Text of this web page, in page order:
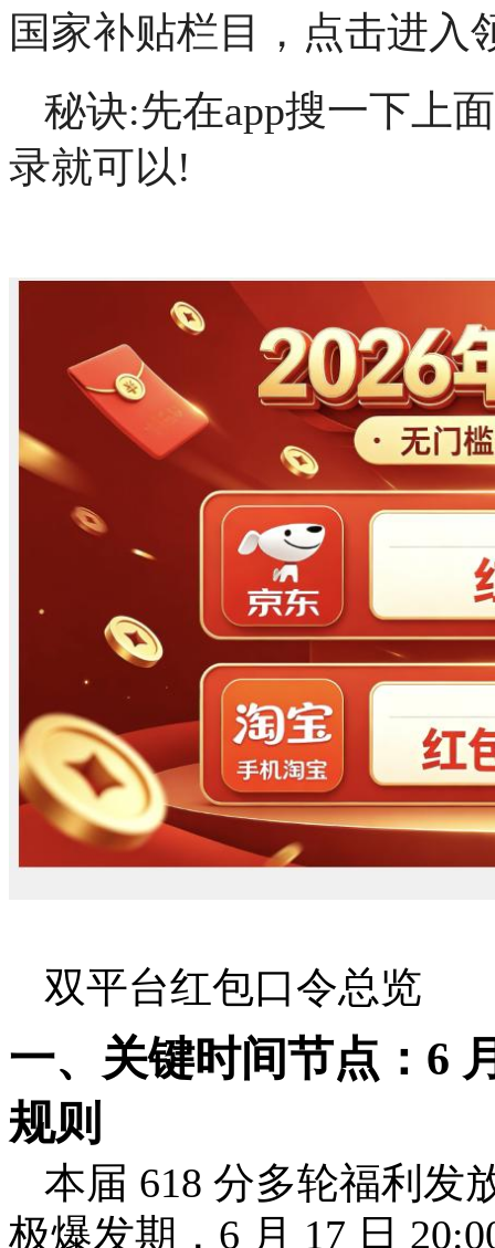
国家补贴栏目，点击进入
秘诀:先在app搜一下上
录就可以!
双平台红包口令总览
一、关键时间节点：6
规则
本届 618 分多轮福利发
极爆发期，6 月 17 日